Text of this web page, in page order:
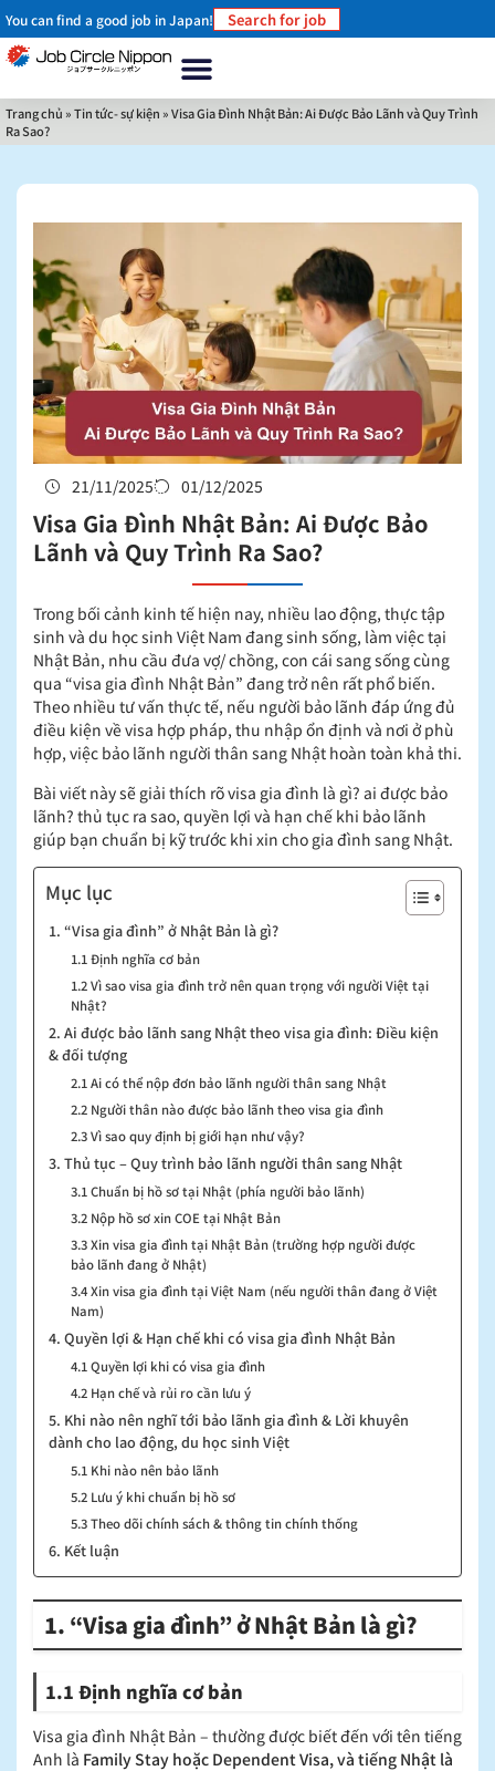
You can find a good job in Japan! Search for job
Trang chủ »Tin tức- sự kiện »Visa Gia Đình Nhật Bản: Ai Được Bảo Lãnh và Quy Trình
Ra Sao?
21/11/2025 01/12/2025
Visa Gia Đình Nhật Bản: Ai Được Bảo
Lãnh và Quy Trình Ra Sao?
Trong bối cảnh kinh tế hiện nay, nhiều lao động, thực tập
sinh và du học sinh Việt Nam đang sinh sống, làm việc tại
Nhật Bản, nhu cầu đưa vợ/ chồng, con cái sang sống cùng
qua “visa gia đình Nhật Bản” đang trở nên rất phổ biến.
Theo nhiều tư vấn thực tế, nếu người bảo lãnh đáp ứng đủ
điều kiện về visa hợp pháp, thu nhập ổn định và nơi ở phù
hợp, việc bảo lãnh người thân sang Nhật hoàn toàn khả thi.
Bài viết này sẽ giải thích rõ visa gia đình là gì? ai được bảo
lãnh? thủ tục ra sao, quyền lợi và hạn chế khi bảo lãnh
giúp bạn chuẩn bị kỹ trước khi xin cho gia đình sang Nhật.
Mục lục
1. “Visa gia đình” ở Nhật Bản là gì?
1.1 Định nghĩa cơ bản
1.2 Vì sao visa gia đình trở nên quan trọng với người Việt tại
Nhật?
2. Ai được bảo lãnh sang Nhật theo visa gia đình: Điều kiện
& đối tượng
2.1 Ai có thể nộp đơn bảo lãnh người thân sang Nhật
2.2 Người thân nào được bảo lãnh theo visa gia đình
2.3 Vì sao quy định bị giới hạn như vậy?
3. Thủ tục – Quy trình bảo lãnh người thân sang Nhật
3.1 Chuẩn bị hồ sơ tại Nhật (phía người bảo lãnh)
3.2 Nộp hồ sơ xin COE tại Nhật Bản
3.3 Xin visa gia đình tại Nhật Bản (trường hợp người được
bảo lãnh đang ở Nhật)
3.4 Xin visa gia đình tại Việt Nam (nếu người thân đang ở Việt
Nam)
4. Quyền lợi & Hạn chế khi có visa gia đình Nhật Bản
4.1 Quyền lợi khi có visa gia đình
4.2 Hạn chế và rủi ro cần lưu ý
5. Khi nào nên nghĩ tới bảo lãnh gia đình & Lời khuyên
dành cho lao động, du học sinh Việt
5.1 Khi nào nên bảo lãnh
5.2 Lưu ý khi chuẩn bị hồ sơ
5.3 Theo dõi chính sách & thông tin chính thống
6. Kết luận
1. “Visa gia đình” ở Nhật Bản là gì?
1.1 Định nghĩa cơ bản
Visa gia đình Nhật Bản – thường được biết đến với tên tiếng
Anh là Family Stay hoặc Dependent Visa, và tiếng Nhật là